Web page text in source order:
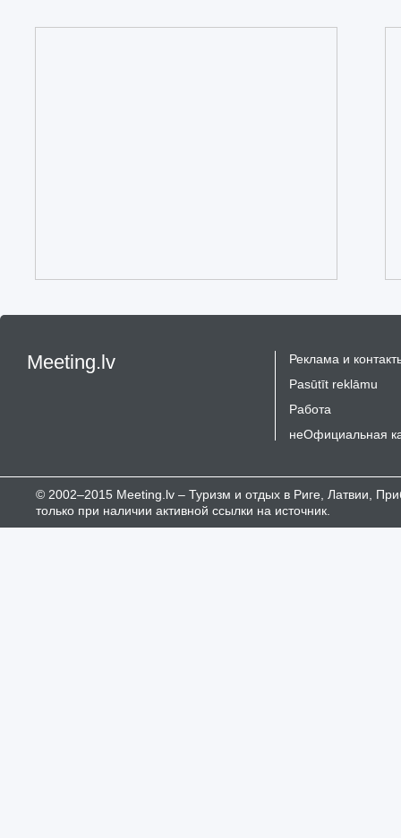
Meeting.lv
Реклама и
Pasūtīt reklāmu
Работа
неОфициальная
© 2002–2015 Meeting.lv – Туризм и отдых в Риге, Латвии,
только при наличии активной ссылки на источник.